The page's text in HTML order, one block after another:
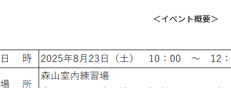
＜イベント概要＞